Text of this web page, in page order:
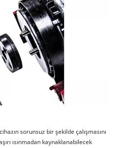
sorunsuz bir şekilde çalışmasını
ısınmadan kaynaklanabilecek